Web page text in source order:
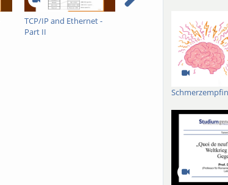
TCP/IP and Ethernet -
Part II
General IP routing